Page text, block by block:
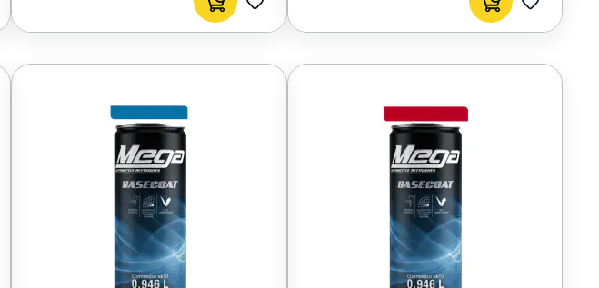
Agregar al carrito
AGREGAR
FAVORITOS
Agregar al carrito
AGREGAR